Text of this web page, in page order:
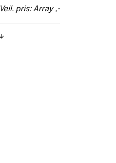
Veil. pris: Array ,-